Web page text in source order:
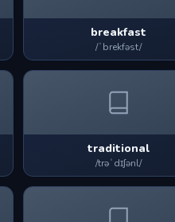
breakfast
/ˈbrekfəst/
traditional
/trəˈdɪʃənl/